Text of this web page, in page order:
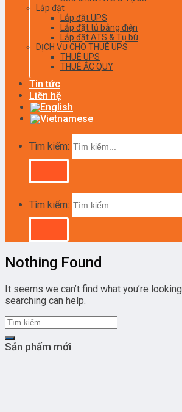
Lắp đặt
Lắp đặt UPS
Lắp đặt tủ bảng điện
Lắp đặt ATS & Tụ bù
DỊCH VỤ CHO THUÊ UPS
THUÊ UPS
THUÊ ẮC QUY
Tin tức
Liên hệ
Tìm kiếm:
Tìm kiếm:
Nothing Found
It seems we can’t find what you’re
searching can help.
Sản phẩm mới